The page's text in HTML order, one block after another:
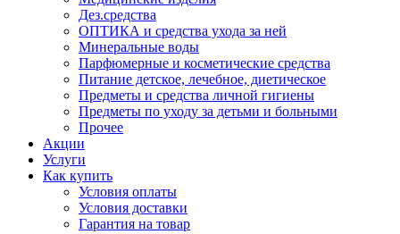
Дез.средства
ОПТИКА и средства ухода за ней
Минеральные воды
Парфюмерные и косметические средства
Питание детское, лечебное, диетическое
Предметы и средства личной гигиены
Предметы по уходу за детьми и больными
Прочее
Акции
Услуги
Как купить
Условия оплаты
Условия доставки
Гарантия на товар